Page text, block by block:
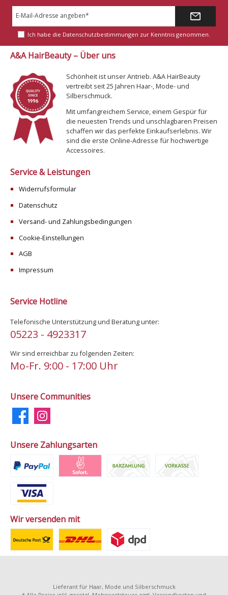
Adresse*
Ich habe die Datenschutzbestimmungen zur Kenntnis genommen.
A&A HairBeauty – Über uns
Schönheit ist unser Antrieb. A&A HairBeauty
vertreibt seit 25 Jahren Haar-, Mode- und
Silberschmuck.
Mit umfangreichem Service, einem Gespür für
die neuesten Trends und unschlagbaren Preisen
schaffen wir das perfekte Einkaufserlebnis. Wir
sind die erste Online-Adresse für hochwertige
Accessoires.
Service & Leistungen
Widerrufsformular
Datenschutz
Versand- und Zahlungsbedingungen
Cookie-Einstellungen
AGB
Impressum
Service Hotline
Telefonische Unterstützung und Beratung unter:
05223 - 4923317
Wir sind erreichbar zu folgenden Zeiten:
Mo-Fr. 9:00 - 17:00 Uhr
Unsere Communities
Unsere Zahlungsarten
Wir versenden mit
Lieferant für Haar, Mode und Silberschmuck